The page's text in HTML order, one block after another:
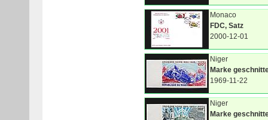
Monaco
FDC, Satz
2000-12-01
Niger
Marke
1969-11-22
Niger
Marke